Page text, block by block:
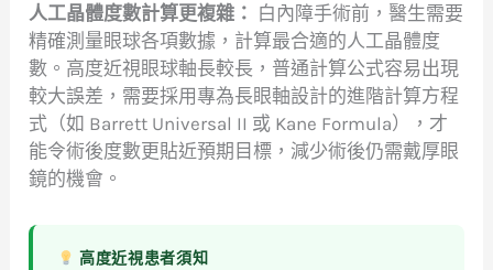
人工晶體度數計算更複雜： 白內障手術前，醫生需要
精確測量眼球各項數據，計算最合適的人工晶體度
數。高度近視眼球軸長較長，普通計算公式容易出現
較大誤差，需要採用專為長眼軸設計的進階計算方程
式（如 Barrett Universal II 或 Kane Formula），才
能令術後度數更貼近預期目標，減少術後仍需戴厚眼
鏡的機會。
高度近視患者須知